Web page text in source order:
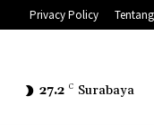
Privacy Policy
27.2 C Surabaya